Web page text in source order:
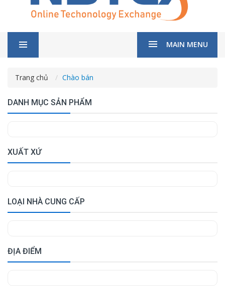
MAIN MENU
Trang chủ Chào bán
DANH MỤC SẢN PHẨM
XUẤT XỨ
LOẠI NHÀ CUNG CẤP
ĐỊA ĐIỂM